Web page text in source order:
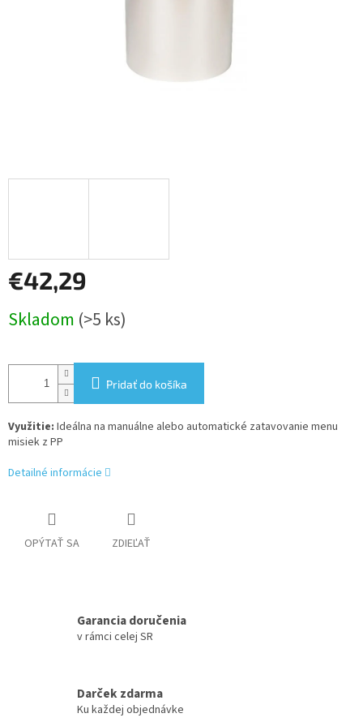
€42,29
cena:
Skladom (>5 ks)
Pridať do košíka
Využitie: Ideálna na manuálne alebo automatické zatavovanie menu
misiek z PP
Detailné informácie
OPÝTAŤ SA ZDIEĽAŤ
Garancia doručenia
v rámci celej SR
Darček zdarma
Ku každej objednávke